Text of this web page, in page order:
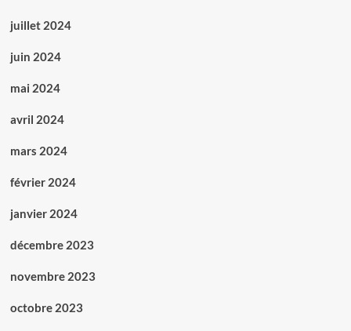
juillet 2024
juin 2024
mai 2024
avril 2024
mars 2024
février 2024
janvier 2024
décembre 2023
novembre 2023
octobre 2023